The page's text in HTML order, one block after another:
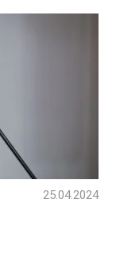
25.04.2024